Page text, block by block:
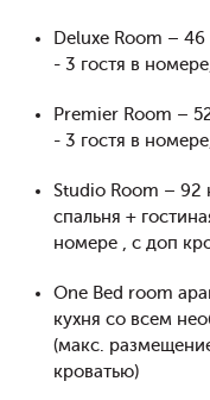
Deluxe Room –
- 3 гостя в
Premier Room –
- 3 гостя в
Studio Room – 92
спальня +
номере , с доп
One Bed room
кухня со всем
(макс.
кроватью)